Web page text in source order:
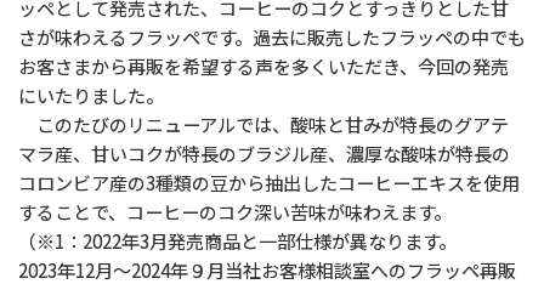
ッペとして発売された、コーヒーのコクとすっきりとした甘
さが味わえるフラッペです。過去に販売したフラッペの中でも
お客さまから再販を希望する声を多くいただき、今回の発売
にいたりました。
このたびのリニューアルでは、酸味と甘みが特長のグアテ
マラ産、甘いコクが特長のブラジル産、濃厚な酸味が特長の
コロンビア産の3種類の豆から抽出したコーヒーエキスを使用
することで、コーヒーのコク深い苦味が味わえます。
（※1：2022年3月発売商品と一部仕様が異なります。
2023年12月～2024年９月当社お客様相談室へのフラッペ再販